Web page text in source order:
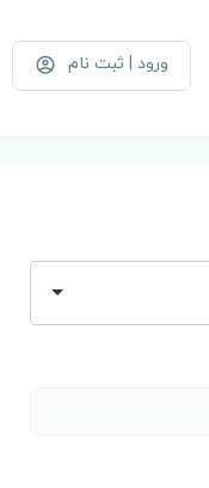
ورود | ثبت نام